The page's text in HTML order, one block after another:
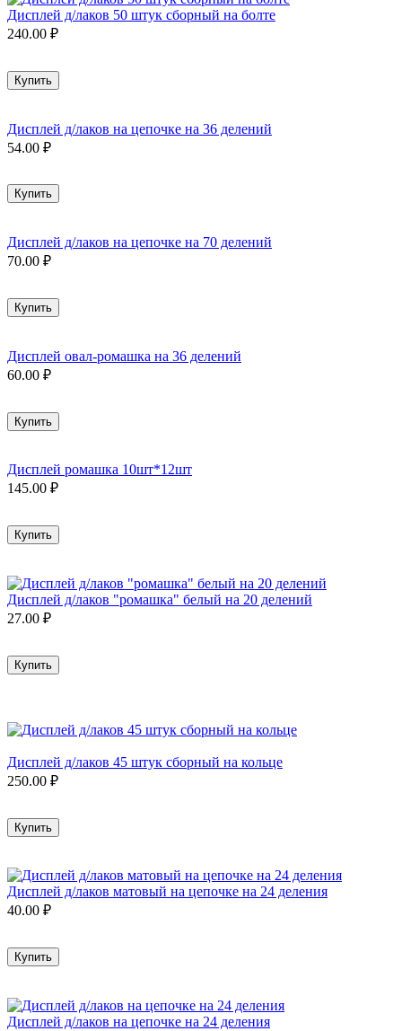
Дисплей д/лаков 50 штук сборный на болте
240.00 ₽
Купить
Дисплей д/лаков на цепочке на 36 делений
54.00 ₽
Купить
Дисплей д/лаков на цепочке на 70 делений
70.00 ₽
Купить
Дисплей овал-ромашка на 36 делений
60.00 ₽
Купить
Дисплей ромашка 10шт*12шт
145.00 ₽
Купить
Дисплей д/лаков "ромашка" белый на 20 делений
27.00 ₽
Купить
Дисплей д/лаков 45 штук сборный на кольце
250.00 ₽
Купить
Дисплей д/лаков матовый на цепочке на 24 деления
40.00 ₽
Купить
Дисплей д/лаков на цепочке на 24 деления